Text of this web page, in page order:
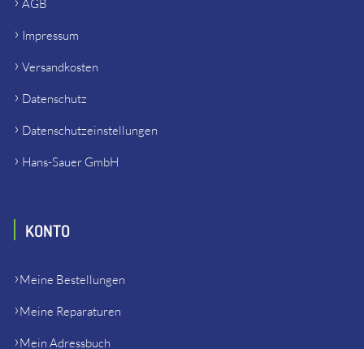
AGB
Impressum
Versandkosten
Datenschutz
Datenschutzeinstellungen
Hans-Sauer GmbH
KONTO
Meine Bestellungen
Meine Reparaturen
Mein Adressbuch